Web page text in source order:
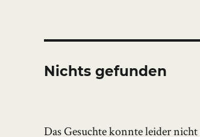
Nichts gefunden
Das Gesuchte konnte leider